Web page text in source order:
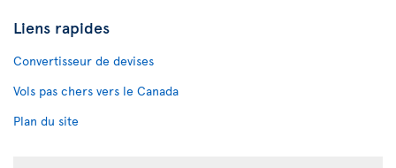
Liens rapides
Convertisseur de devises
Vols pas chers vers le Canada
Plan du site